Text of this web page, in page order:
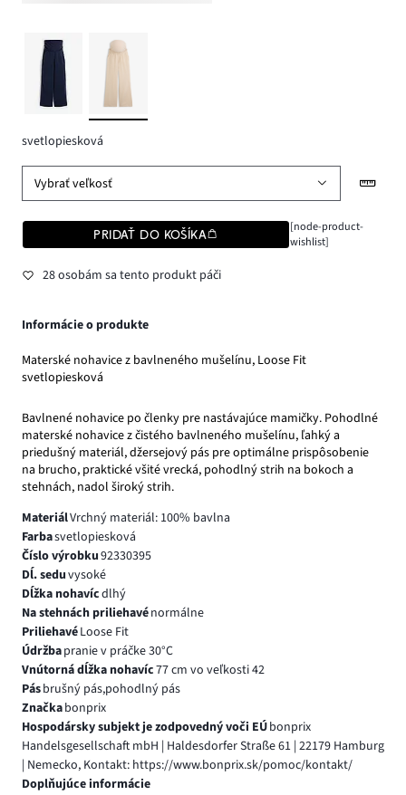
svetlopiesková
Vybrať veľkosť
PRIDAŤ DO KOŠÍKA
[node-product-
wishlist]
28 osobám sa tento produkt páči
Informácie o produkte
Materské nohavice z bavlneného mušelínu, Loose Fit
svetlopiesková
Bavlnené nohavice po členky pre nastávajúce mamičky. Pohodlné
materské nohavice z čistého bavlneného mušelínu, ľahký a
priedušný materiál, džersejový pás pre optimálne prispôsobenie
na brucho, praktické všité vrecká, pohodlný strih na bokoch a
stehnách, nadol široký strih.
MateriálVrchný materiál: 100% bavlna
Farbasvetlopiesková
Číslo výrobku92330395
Dĺ. seduvysoké
Dĺžka nohavícdlhý
Na stehnách priliehavénormálne
PriliehavéLoose Fit
Údržbapranie v práčke 30°C
Vnútorná dĺžka nohavíc77 cm vo veľkosti 42
Pásbrušný pás,pohodlný pás
Značkabonprix
Hospodársky subjekt je zodpovedný voči EÚbonprix
Handelsgesellschaft mbH | Haldesdorfer Straße 61 | 22179 Hamburg
| Nemecko, Kontakt: https://www.bonprix.sk/pomoc/kontakt/
Doplňujúce informácie